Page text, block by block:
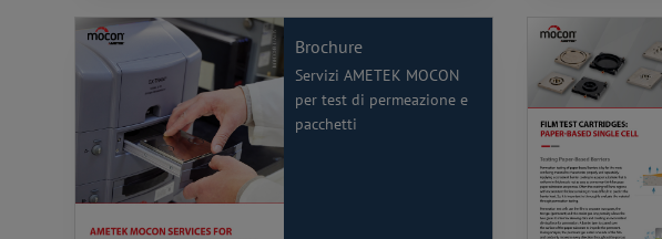
Brochure
Servizi AMETEK MOCON
per test di permeazione e
pacchetti